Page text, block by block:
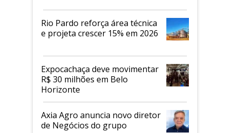
Rio Pardo reforça área técnica
e projeta crescer 15% em 2026
Expocachaça deve movimentar
R$ 30 milhões em Belo
Horizonte
Axia Agro anuncia novo diretor
de Negócios do grupo